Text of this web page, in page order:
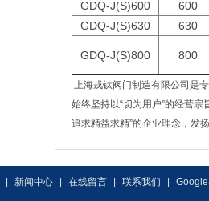
GDQ-J(S)600
600
GDQ-J(S)630
630
GDQ-J(S)800 800
上海戎钛阀门制造有限公司是
始终坚持以“切为用户”的经营
追求精益求精”的企业理念，发
新闻中心 在线留言 联系我们